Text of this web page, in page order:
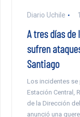
Diario Uchile
A tres días
sufren
Santiago
Los incidentes
Estación Central,
de la Dirección
anunció una